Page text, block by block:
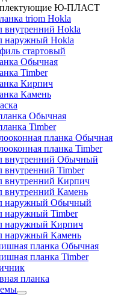
Ю-ПЛАСТ
triom Hokla
внутренний Hokla
наружный Hokla
стартовый
Обычная
Timber
Кирпич
Камень
Обычная
Timber
планка Обычная
планка Timber
внутренний Обычный
внутренний Timber
внутренний Кирпич
внутренний Камень
наружный Обычный
наружный Timber
наружный Кирпич
наружный Камень
планка Обычная
планка Timber
планка